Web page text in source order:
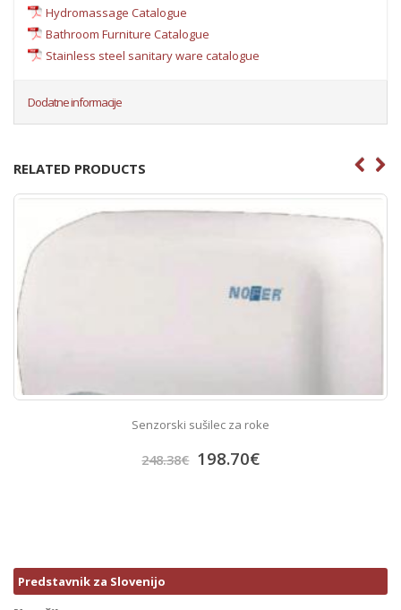
Hydromassage Catalogue
Bathroom Furniture Catalogue
Stainless steel sanitary ware catalogue
Dodatne informacije
RELATED PRODUCTS
Senzorski sušilec za roke
248.38€ 198.70€
Predstavnik za Slovenijo